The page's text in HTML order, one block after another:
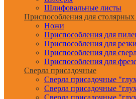
Шлифовальные листы
Приспособления для
Ножи
Приспособления для
Приспособления для
Приспособления для
Приспособления для
Сверла присадочные
Сверла присадочные
Сверла присадочные
Сверла присадочные